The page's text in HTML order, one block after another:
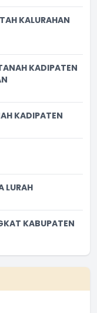
KALURAHAN
KADIPATEN
KADIPATEN
LURAH
KABUPATEN